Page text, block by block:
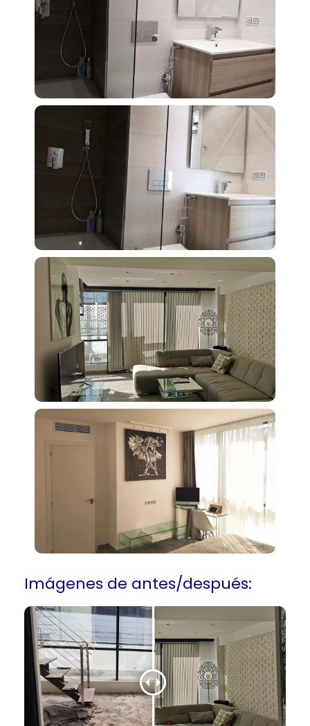
Imágenes de antes/después: